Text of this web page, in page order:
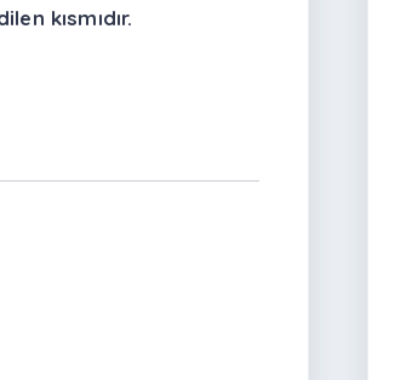
kısmıdır.